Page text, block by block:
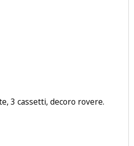
3 cassetti, decoro rovere.